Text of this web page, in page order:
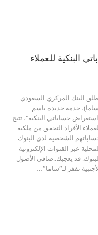
البنكية للعملاء
البنك المركزي السعودي
خدمة جديدة باسم
حساباتي البنكية"، تتيح
الأفراد التحقق من ملكية
الشخصية لدى البنوك
عبر القنوات الإلكترونية
قد يعجبك..صافي الأصول
تقفز لـ”ساما”…